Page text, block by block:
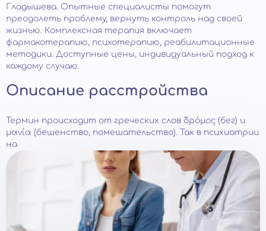
Гладышева. Опытные специалисты помогут
преодолеть проблему, вернуть контроль над своей
жизнью. Комплексная терапия включает
фармакотерапию, психотерапию, реабилитационные
методики. Доступные цены, индивидуальный подход к
каждому случаю.
Описание расстройства
Термин происходит от греческих слов δρόμος (бег) и
μανία (бешенство, помешательство). Так в психиатрии
на